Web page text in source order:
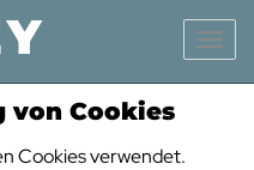
von Cookies
Cookies verwendet.